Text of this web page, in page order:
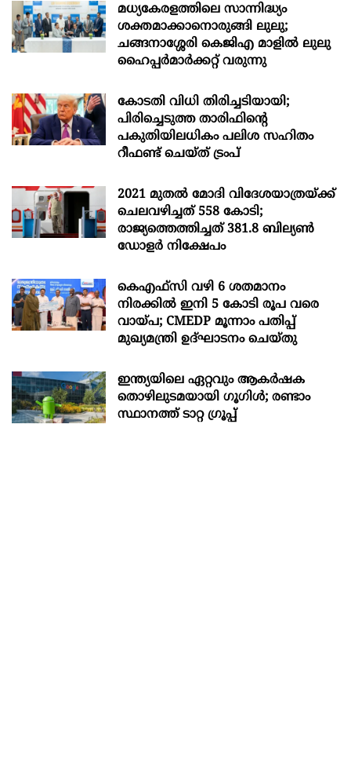
മധ്യകേരളത്തിലെ സാന്നിദ്ധ്യം
ശക്തമാക്കാനൊരുങ്ങി ലുലു;
ചങ്ങനാശ്ശേരി കെജിഎ മാളിൽ ലുലു
ഹൈപ്പർമാർക്കറ്റ് വരുന്നു
കോടതി വിധി തിരിച്ചടിയായി;
പിരിച്ചെടുത്ത താരിഫിന്‍റെ
പകുതിയിലധികം പലിശ സഹിതം
റീഫണ്ട് ചെയ്ത് ട്രംപ്
2021 മുതൽ മോദി വിദേശയാത്രയ്ക്ക്
ചെലവഴിച്ചത് 558 കോടി;
രാജ്യത്തെത്തിച്ചത് 381.8 ബില്യൺ
ഡോളർ നിക്ഷേപം
കെഎഫ്സി വഴി 6 ശതമാനം
നിരക്കിൽ ഇനി 5 കോടി രൂപ വരെ
വായ്പ; CMEDP മൂന്നാം പതിപ്പ്
മുഖ്യമന്ത്രി ഉദ്ഘാടനം ചെയ്തു
ഇന്ത്യയിലെ ഏറ്റവും ആകര്‍ഷക
തൊഴിലുടമയായി ഗൂഗിള്‍; രണ്ടാം
സ്ഥാനത്ത് ടാറ്റ ഗ്രൂപ്പ്